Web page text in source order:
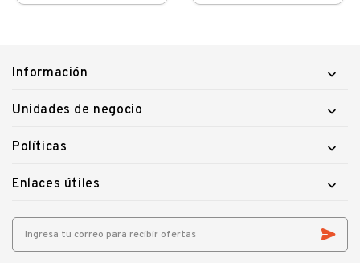
Información 
Unidades de negocio 
Políticas 
Enlaces útiles 